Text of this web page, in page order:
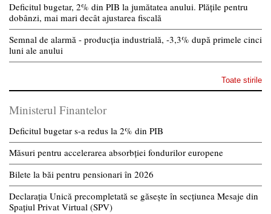
Deficitul bugetar, 2% din PIB la jumătatea anului. Plățile pentru
dobânzi, mai mari decât ajustarea fiscală
Semnal de alarmă - producția industrială, -3,3% după primele cinci
luni ale anului
Toate stirile
Ministerul Finantelor
Deficitul bugetar s-a redus la 2% din PIB
Măsuri pentru accelerarea absorbției fondurilor europene
Bilete la băi pentru pensionari în 2026
Declarația Unică precompletată se găsește în secțiunea Mesaje din
Spațiul Privat Virtual (SPV)